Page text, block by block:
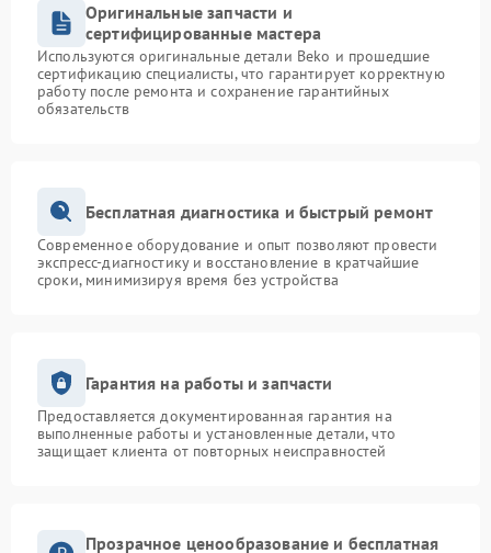
Оригинальные запчасти и
сертифицированные мастера
Используются оригинальные детали Beko и прошедшие
сертификацию специалисты, что гарантирует корректную
работу после ремонта и сохранение гарантийных
обязательств
Бесплатная диагностика и быстрый ремонт
Современное оборудование и опыт позволяют провести
экспресс-диагностику и восстановление в кратчайшие
сроки, минимизируя время без устройства
Гарантия на работы и запчасти
Предоставляется документированная гарантия на
выполненные работы и установленные детали, что
защищает клиента от повторных неисправностей
Прозрачное ценообразование и бесплатная